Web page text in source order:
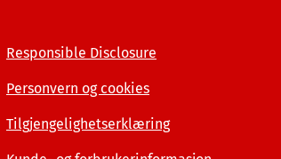
Responsible Disclosure
Personvern og cookies
Tilgjengelighetserklæring